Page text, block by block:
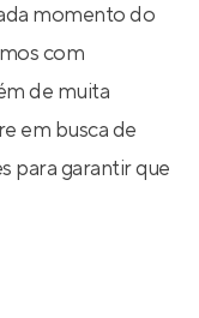
momento do
com
de muita
em busca de
para garantir que